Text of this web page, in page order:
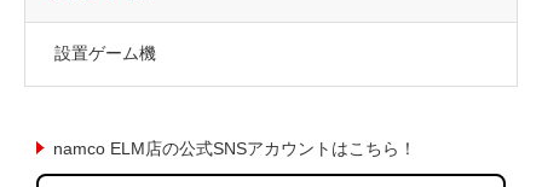
設置ゲーム機
namco ELM店の公式SNSアカウントはこちら！